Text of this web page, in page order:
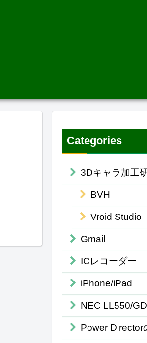
Categories
3Dキャラ加工
BVH
Vroid Studio
Gmail
ICレコーダー
iPhone/iPad
NEC LL550/GD
Power Director